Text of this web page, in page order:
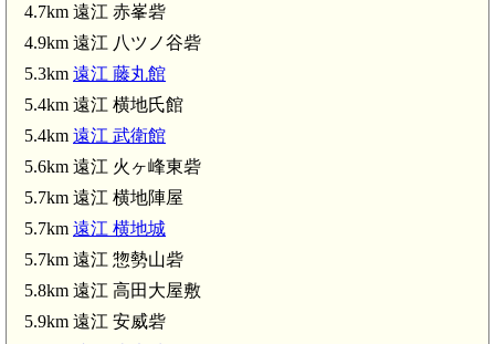
4.7km 遠江 赤峯砦
4.9km 遠江 八ツノ谷砦
5.3km 遠江 藤丸館
5.4km 遠江 横地氏館
5.4km 遠江 武衛館
5.6km 遠江 火ヶ峰東砦
5.7km 遠江 横地陣屋
5.7km 遠江 横地城
5.7km 遠江 惣勢山砦
5.8km 遠江 高田大屋敷
5.9km 遠江 安威砦